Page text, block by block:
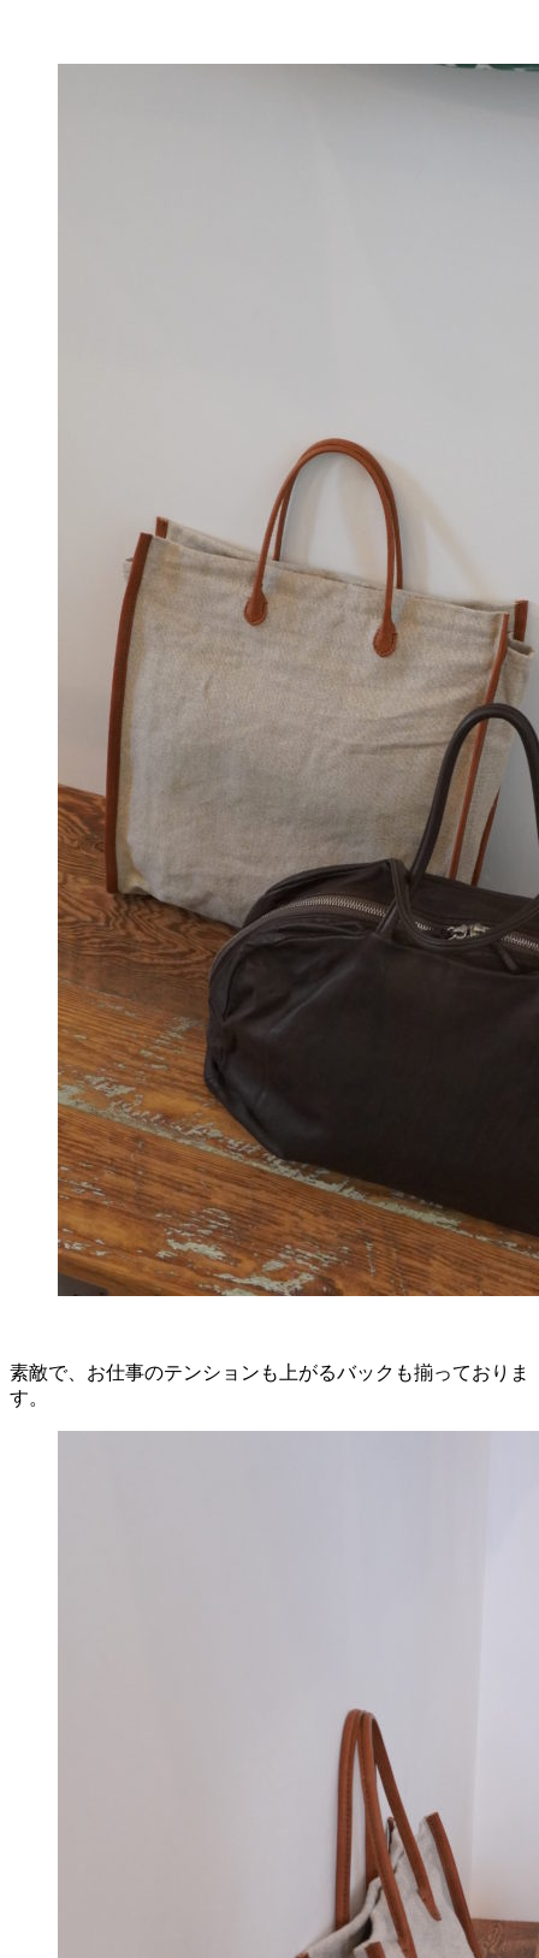
素敵で、お仕事のテンションも上がるバックも揃っておりま
す。